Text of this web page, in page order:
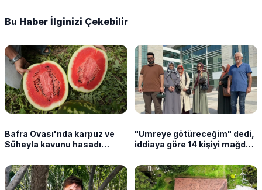
Bu Haber İlginizi Çekebilir
Bafra Ovası'nda karpuz ve
Süheyla kavunu hasadı
"Umreye götüreceğim" dedi,
iddiaya göre 14 kişiyi mağdur